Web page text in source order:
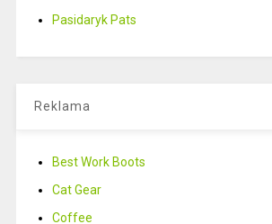
Pasidaryk Pats
Reklama
Best Work Boots
Cat Gear
Coffee